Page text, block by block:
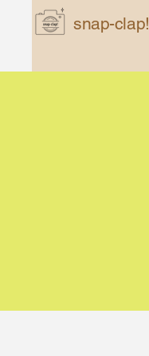
snap-clap!